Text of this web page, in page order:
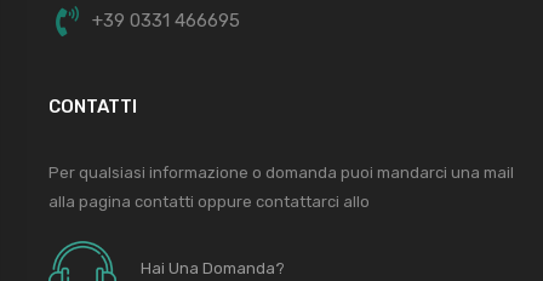
+39 0331 466695
CONTATTI
Per qualsiasi informazione o domanda puoi mandarci una mail
alla pagina contatti oppure contattarci allo
Hai Una Domanda?